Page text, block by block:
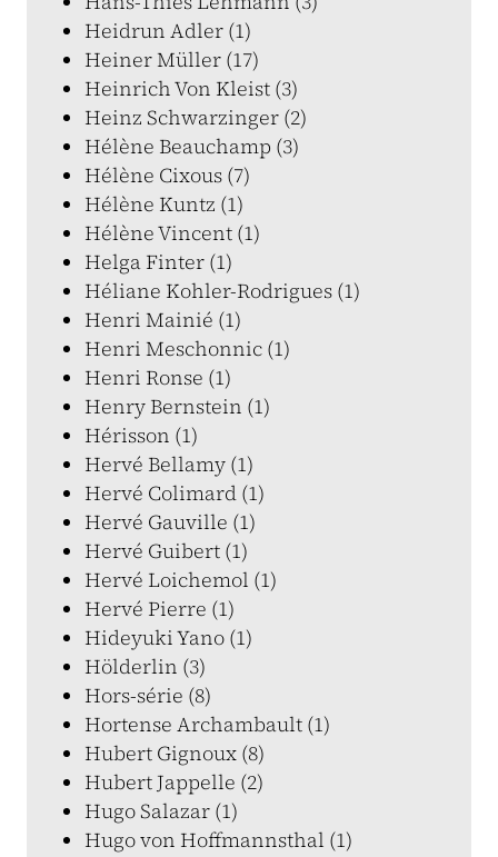
Heidrun Adler (1)
Heiner Müller (17)
Heinrich Von Kleist (3)
Heinz Schwarzinger (2)
Hélène Beauchamp (3)
Hélène Cixous (7)
Hélène Kuntz (1)
Hélène Vincent (1)
Helga Finter (1)
Héliane Kohler-Rodrigues (1)
Henri Mainié (1)
Henri Meschonnic (1)
Henri Ronse (1)
Henry Bernstein (1)
Hérisson (1)
Hervé Bellamy (1)
Hervé Colimard (1)
Hervé Gauville (1)
Hervé Guibert (1)
Hervé Loichemol (1)
Hervé Pierre (1)
Hideyuki Yano (1)
Hölderlin (3)
Hors-série (8)
Hortense Archambault (1)
Hubert Gignoux (8)
Hubert Jappelle (2)
Hugo Salazar (1)
Hugo von Hoffmannsthal (1)